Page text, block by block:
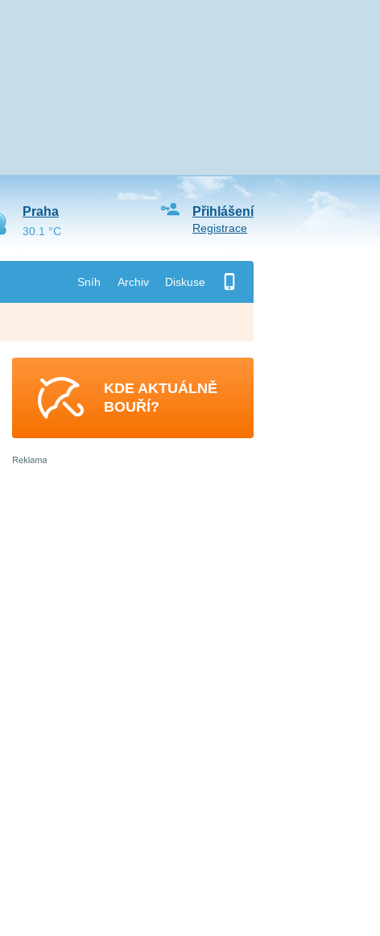
Sníh Archiv Diskuse
Přihlášení
Registrace
Praha
30.1 °C
KDE AKTUÁLNĚ
BOUŘÍ?